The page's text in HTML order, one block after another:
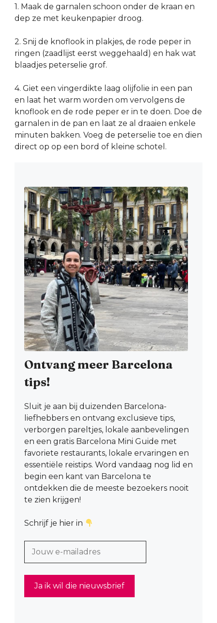
1. Maak de garnalen schoon onder de kraan en
dep ze met keukenpapier droog.
2. Snij de knoflook in plakjes, de rode peper in
ringen (zaadlijst eerst weggehaald) en hak wat
blaadjes peterselie grof.
4. Giet een vingerdikte laag olijfolie in een pan
en laat het warm worden om vervolgens de
knoflook en de rode peper er in te doen. Doe de
garnalen in de pan en laat ze al draaien enkele
minuten bakken. Voeg de peterselie toe en dien
direct op op een bord of kleine schotel.
Ontvang meer Barcelona
tips!
Sluit je aan bij duizenden Barcelona-
liefhebbers en ontvang exclusieve tips,
verborgen pareltjes, lokale aanbevelingen
en een gratis Barcelona Mini Guide met
favoriete restaurants, lokale ervaringen en
essentiële reistips. Word vandaag nog lid en
begin een kant van Barcelona te
ontdekken die de meeste bezoekers nooit
te zien krijgen!
Schrijf je hier in